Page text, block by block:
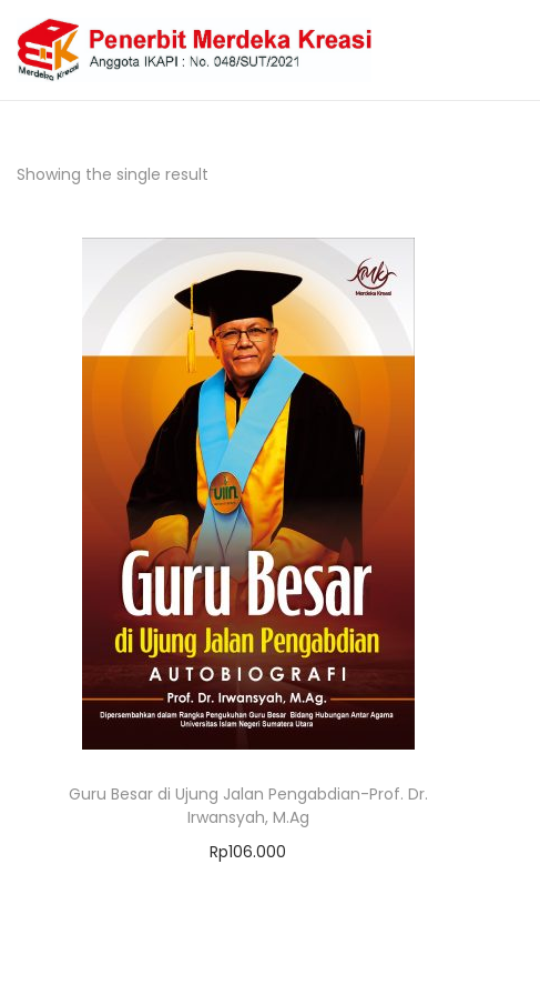
Showing the single result
Guru Besar di Ujung Jalan Pengabdian-Prof. Dr.
Irwansyah, M.Ag
Rp106.000